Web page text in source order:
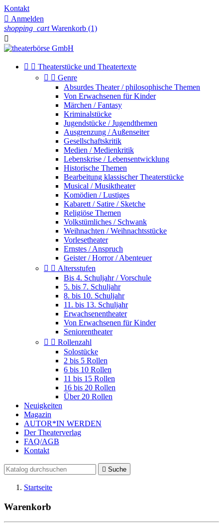
Kontakt
 Anmelden
shopping_cart Warenkorb (1)

  Theaterstücke und Theatertexte
  Genre
Absurdes Theater / philosophische Themen
Von Erwachsenen für Kinder
Märchen / Fantasy
Kriminalstücke
Jugendstücke / Jugendthemen
Ausgrenzung / Außenseiter
Gesellschaftskritik
Medien / Medienkritik
Lebenskrise / Lebensentwicklung
Historische Themen
Bearbeitung klassischer Theaterstücke
Musical / Musiktheater
Komödien / Lustiges
Kabarett / Satire / Sketche
Religiöse Themen
Volkstümliches / Schwank
Weihnachten / Weihnachtsstücke
Vorlesetheater
Ernstes / Anspruch
Geister / Horror / Abenteuer
  Altersstufen
Bis 4. Schuljahr / Vorschule
5. bis 7. Schuljahr
8. bis 10. Schuljahr
11. bis 13. Schuljahr
Erwachsenentheater
Von Erwachsenen für Kinder
Seniorentheater
  Rollenzahl
Solostücke
2 bis 5 Rollen
6 bis 10 Rollen
11 bis 15 Rollen
16 bis 20 Rollen
Über 20 Rollen
Neuigkeiten
Magazin
AUTOR*IN WERDEN
Der Theaterverlag
FAQ/AGB
Kontakt
 Suche
Startseite
Warenkorb